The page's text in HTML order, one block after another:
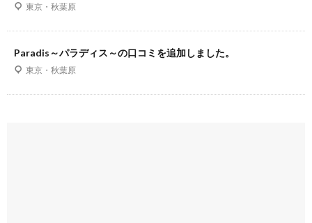
東京・秋葉原
Paradis～パラディス～の口コミを追加しました。
東京・秋葉原